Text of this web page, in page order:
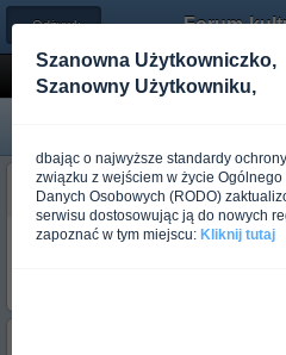
← Odżywki i Suplementy
Ocena...
Yeti1418048756
Ponad rok temu
A więc coś takiego: Nitro2 700g +
Szanowna Użytkowniczko,
Szanowny Użytkowniku,
dbając o najwyższe standardy
związku z wejściem w życie
Danych Osobowych (RODO)
serwisu dostosowując ją do nowych
zapoznać w tym miejscu: Kliknij tutaj